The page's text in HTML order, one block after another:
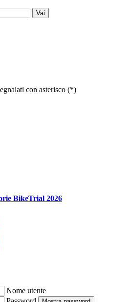
Vai
con asterisco (*)
BikeTrial 2026
Nome utente